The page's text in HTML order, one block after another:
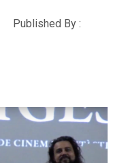
Published By :